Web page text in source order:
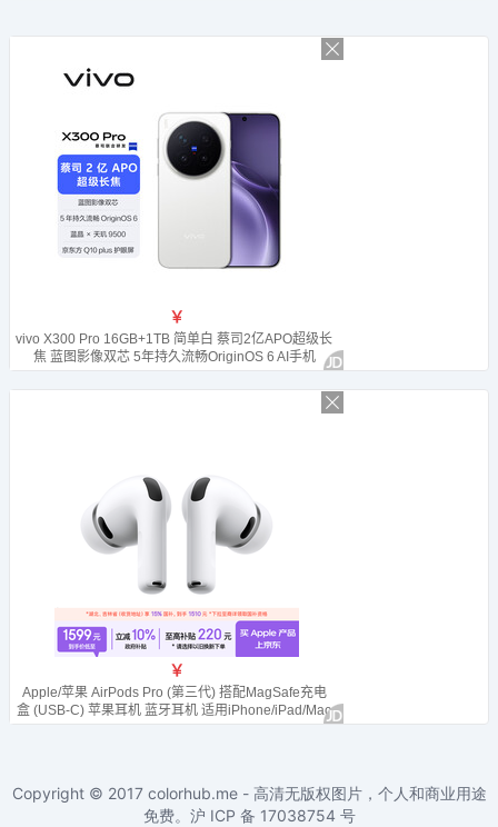
Copyright © 2017 colorhub.me - 高清无版权图片，个人和商业用途
免费。沪 ICP 备 17038754 号